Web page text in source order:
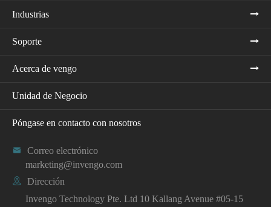
Industrias
Soporte
Acerca de vengo
Unidad de Negocio
Póngase en contacto con nosotros

Correo electrónico
marketing@invengo.com

Dirección
Invengo Technology Pte. Ltd 10 Kallang Avenue #05-15